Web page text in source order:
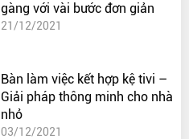
gàng với vài bước đơn giản
21/12/2021
Bàn làm việc kết hợp kệ tivi –
Giải pháp thông minh cho nhà
nhỏ
03/12/2021